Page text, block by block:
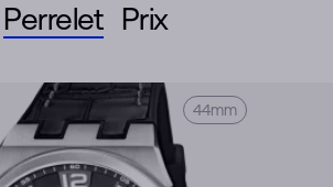
Perrelet
44mm
Prix